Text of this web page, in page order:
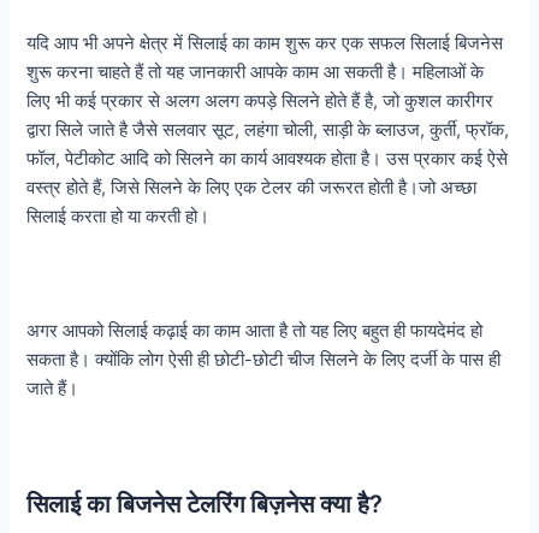
यदि आप भी अपने क्षेत्र में सिलाई का काम शुरू कर एक सफल सिलाई बिजनेस
शुरू करना चाहते हैं तो यह जानकारी आपके काम आ सकती है। महिलाओं के
लिए भी कई प्रकार से अलग अलग कपड़े सिलने होते हैं है, जो कुशल कारीगर
द्वारा सिले जाते है जैसे सलवार सूट, लहंगा चोली, साड़ी के ब्लाउज, कुर्ती, फ्रॉक,
फॉल, पेटीकोट आदि को सिलने का कार्य आवश्यक होता है। उस प्रकार कई ऐसे
वस्त्र होते हैं, जिसे सिलने के लिए एक टेलर की जरूरत होती है।जो अच्छा
सिलाई करता हो या करती हो।
अगर आपको सिलाई कढ़ाई का काम आता है तो यह लिए बहुत ही फायदेमंद हो
सकता है। क्योंकि लोग ऐसी ही छोटी-छोटी चीज सिलने के लिए दर्जी के पास ही
जाते हैं।
सिलाई का बिजनेस टेलरिंग बिज़नेस क्या है?